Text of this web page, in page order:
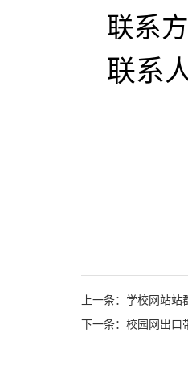
联系
联系
上一条：学校网站
下一条：校园网出口